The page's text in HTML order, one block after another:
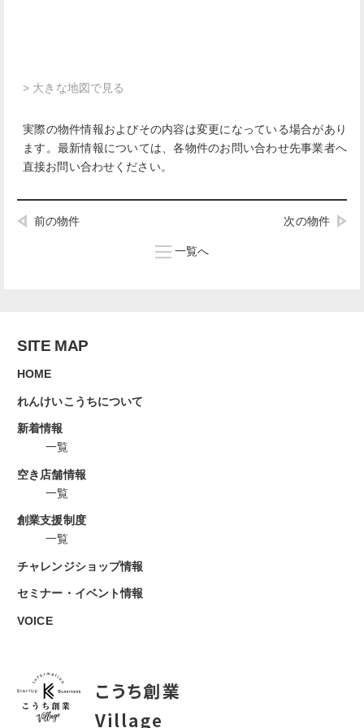
> 大きな地図で見る
実際の物件情報およびその内容は変更になっている場合があり
ます。最新情報については、各物件のお問い合わせ先事業者へ
直接お問い合わせください。
前の物件 次の物件
一覧へ
SITE MAP
HOME
れんけいこうちについて
新着情報
一覧
空き店舗情報
一覧
創業支援制度
一覧
チャレンジショップ情報
セミナー・イベント情報
VOICE